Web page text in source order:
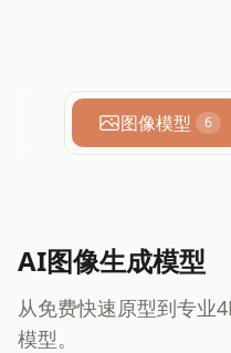
图像模型 6
AI图像生成模型
从免费快速原型到专业
模型。